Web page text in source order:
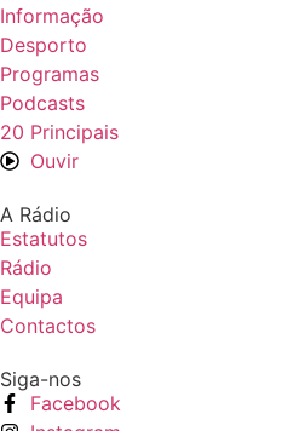
Informação
Desporto
Programas
Podcasts
20 Principais
Ouvir
A Rádio
Estatutos
Rádio
Equipa
Contactos
Siga-nos
Facebook